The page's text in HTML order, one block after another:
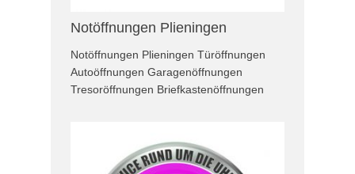
Notöffnungen Plieningen
Notöffnungen Plieningen Türöffnungen
Autoöffnungen Garagenöffnungen
Tresoröffnungen Briefkastenöffnungen